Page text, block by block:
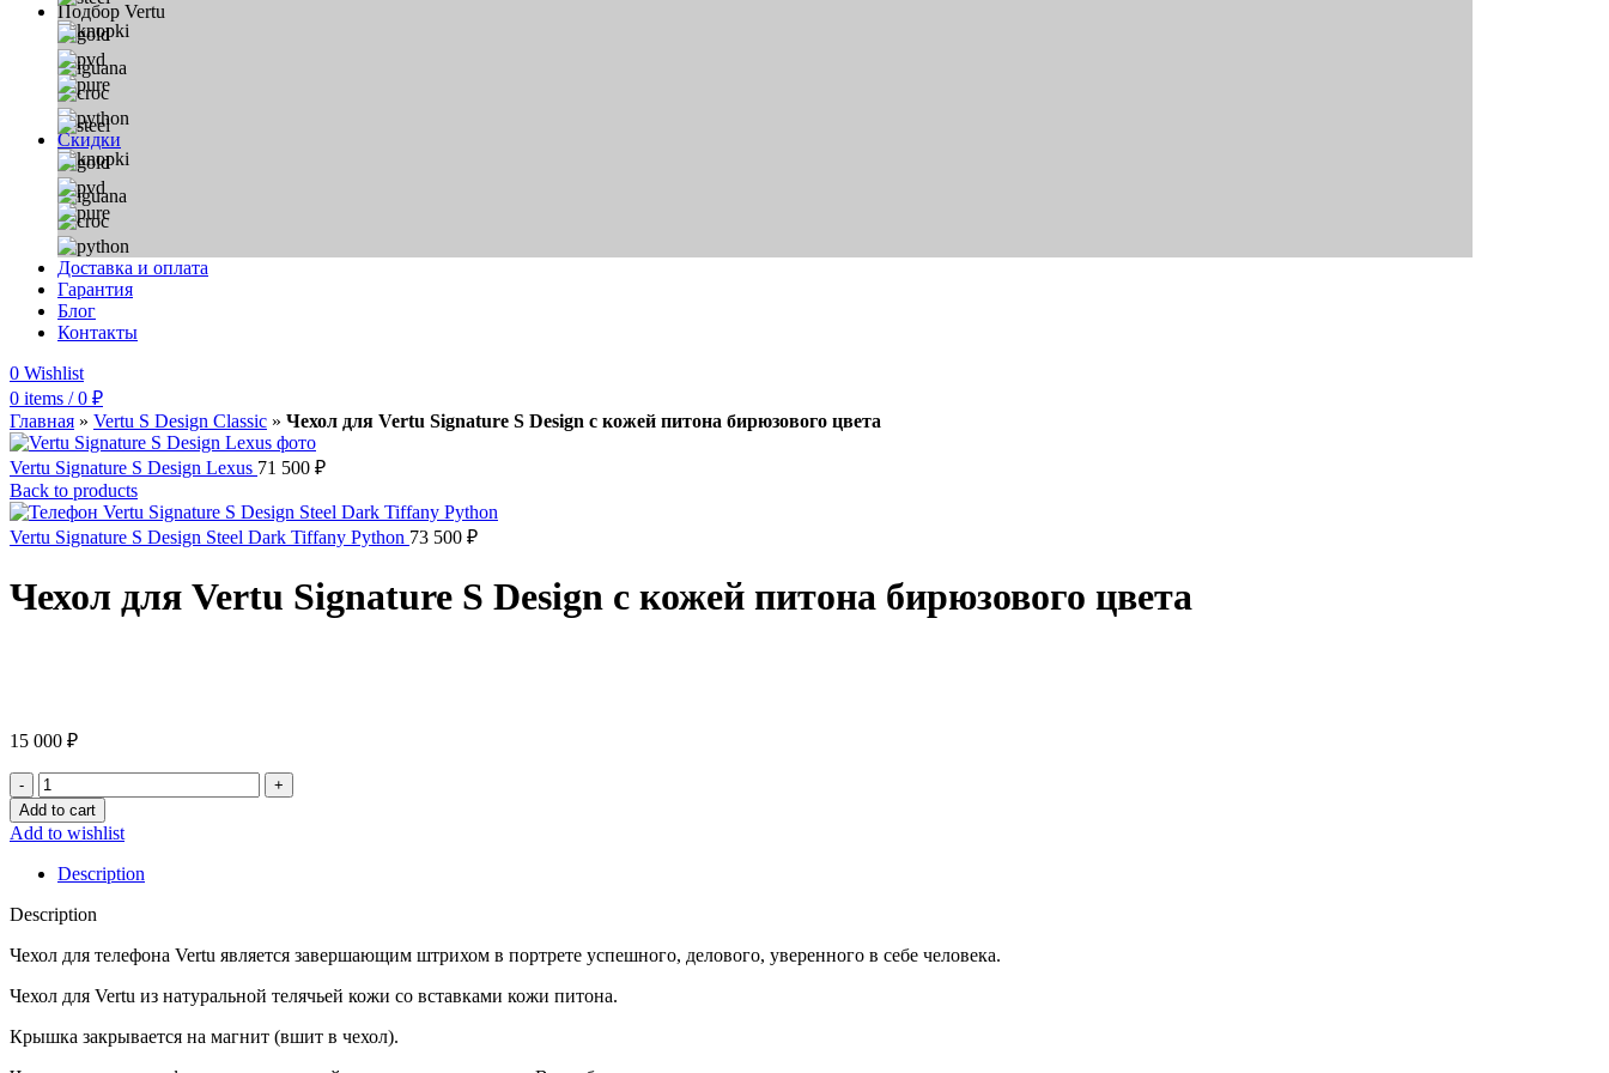
Подбор Vertu
Скидки
Доставка и оплата
Гарантия
Блог
Контакты
0 Wishlist
0 items / 0 ₽
Главная » Vertu S Design Classic » Чехол для Vertu Signature S Design с кожей питона бирюзового цвета
Vertu Signature S Design Lexus 71 500 ₽
Back to products
Vertu Signature S Design Steel Dark Tiffany Python 73 500 ₽
Чехол для Vertu Signature S Design с кожей питона бирюзового цвета
15 000 ₽
Чехол
для
Vertu
Signature
S
Design
с
питона
цвета
Add to cart
Add to wishlist
Description
Description
Чехол для телефона Vertu является завершающим штрихом в портрете успешного, делового, уверенного в себе человека.
Чехол для Vertu из натуральной телячьей кожи со вставками кожи питона.
Крышка закрывается на магнит (вшит в чехол).